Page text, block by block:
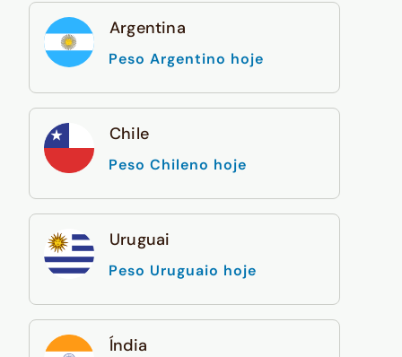
Argentina
Peso Argentino hoje
Chile
Peso Chileno hoje
Uruguai
Peso Uruguaio hoje
Índia